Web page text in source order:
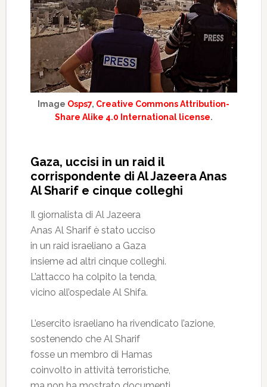
Image Osps7, Creative Commons Attribution-
Share Alike 4.0 International license.
Gaza, uccisi in un raid il
corrispondente di Al Jazeera Anas
Al Sharif e cinque colleghi
Il giornalista di Al Jazeera
Anas Al Sharif è stato ucciso
in un raid israeliano a Gaza
insieme ad altri cinque colleghi.
L’attacco ha colpito la tenda,
vicino all’ospedale Al Shifa.
L’esercito israeliano ha rivendicato l’azione,
sostenendo che Al Sharif
fosse un membro di Hamas
coinvolto in attività terroristiche,